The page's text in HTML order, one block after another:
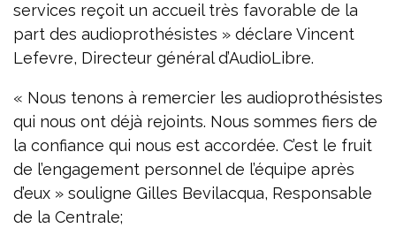
services reçoit un accueil très favorable de la
part des audioprothésistes » déclare Vincent
Lefevre, Directeur général d’AudioLibre.
« Nous tenons à remercier les audioprothésistes
qui nous ont déjà rejoints. Nous sommes fiers de
la confiance qui nous est accordée. C’est le fruit
de l’engagement personnel de l’équipe après
d’eux » souligne Gilles Bevilacqua, Responsable
de la Centrale;